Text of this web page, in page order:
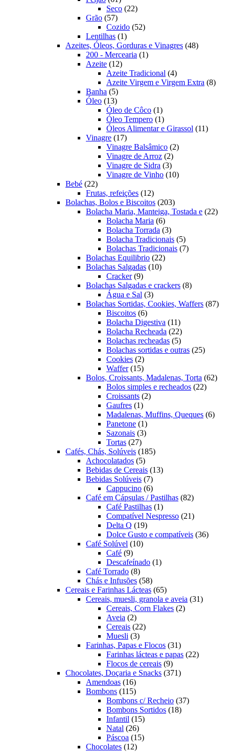
produtos
Seco 2222
Grão 5757
produtos
Cozido 5252
Lentilhas 11
produto
Azeites, Óleos, Gorduras e Vinagres 4848
200 - Mercearia 11
Azeite 1212
produtos
Azeite Tradicional 44
produtos
Azeite Virgem e Virgem Extra 88
Banha 55
produtos
Óleo 1313
produtos
Óleo de Côco 11
produto
Óleo Tempero 11
produto
Óleos Alimentar e Girassol 1111
Vinagre 1717
produtos
Vinagre Balsâmico 22
Vinagre de Arroz 22
produtos
Vinagre de Sidra 33
produtos
Vinagre de Vinho 1010
Bebé 2222
produtos
Frutas, refeições 1212
produtos
Bolachas, Bolos e Biscoitos 203203
produtos
Bolacha Maria, Manteiga, Tostada e 2222
Bolacha Maria 66
produtos
Bolacha Torrada 33
produtos
Bolacha Tradicionais 55
produtos
Bolachas Tradicionais 77
Bolachas Equilibrio 2222
Bolachas Salgadas 1010
Cracker 99
produtos
Bolachas Salgadas e crackers 88
Água e Sal 33
produtos
Bolachas Sortidas, Cookies, Waffers 8787
Biscoitos 66
produtos
Bolacha Digestiva 1111
produtos
Bolacha Recheada 2222
produtos
Bolachas recheadas 55
produtos
Bolachas sortidas e outras 2525
Cookies 22
produtos
Waffer 1515
produtos
Bolos, Croissants, Madalenas, Torta 6262
Bolos simples e recheados 2222
Croissants 22
Gaufres 11
produto
Madalenas, Muffins, Queques 66
Panetone 11
produto
Sazonais 33
Tortas 2727
produtos
Cafés, Chás, Solúveis 185185
Achocolatados 55
produtos
Bebidas de Cereais 1313
Bebidas Solúveis 77
produtos
Cappucino 66
produtos
Café em Cápsulas / Pastilhas 8282
Café Pastilhas 11
produto
Compatível Nespresso 2121
Delta Q 1919
produtos
Dolce Gusto e compatíveis 3636
Café Solúvel 1010
Café 99
produtos
Descafeínado 11
Café Torrado 88
produtos
Chás e Infusões 5858
produtos
Cereais e Farinhas Lácteas 6565
produtos
Cereais, muesli, granola e aveia 3131
Cereais, Corn Flakes 22
Aveia 22
produtos
Cereais 2222
Muesli 33
produtos
Farinhas, Papas e Flocos 3131
produtos
Farinhas lácteas e papas 2222
Flocos de cereais 99
produtos
Chocolates, Doçaria e Snacks 371371
Amendoas 1616
produtos
Bombons 115115
produtos
Bombons c/ Recheio 3737
Bombons Sortidos 1818
Infantil 1515
Natal 2626
produtos
Páscoa 1515
Chocolates 1212